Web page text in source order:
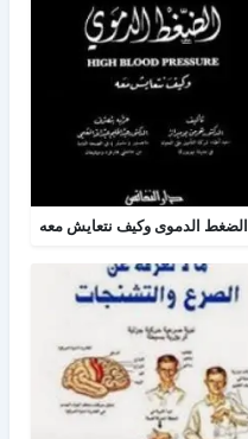
الضغط الدموى وكيف نتعايش معه